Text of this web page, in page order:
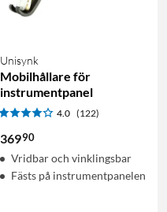
Unisynk
Mobilhållare för
instrumentpanel
4.0 (122)
36990
Vridbar och vinklingsbar
Fästs på instrumentpanelen